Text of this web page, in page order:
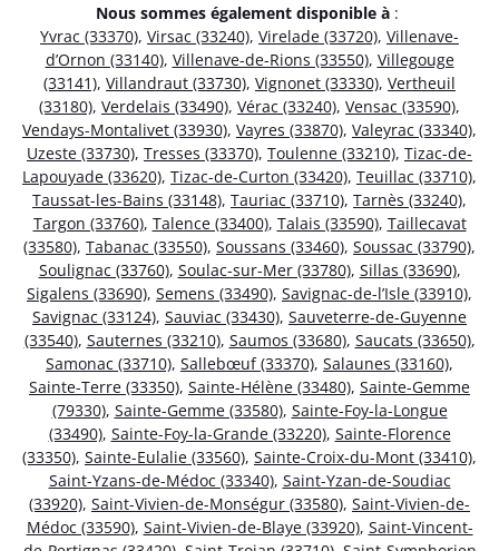
Nous sommes également disponible à :
Yvrac (33370), Virsac (33240), Virelade (33720), Villenave-
d’Ornon (33140), Villenave-de-Rions (33550), Villegouge
(33141), Villandraut (33730), Vignonet (33330), Vertheuil
(33180), Verdelais (33490), Vérac (33240), Vensac (33590),
Vendays-Montalivet (33930), Vayres (33870), Valeyrac (33340),
Uzeste (33730), Tresses (33370), Toulenne (33210), Tizac-de-
Lapouyade (33620), Tizac-de-Curton (33420), Teuillac (33710),
Taussat-les-Bains (33148), Tauriac (33710), Tarnès (33240),
Targon (33760), Talence (33400), Talais (33590), Taillecavat
(33580), Tabanac (33550), Soussans (33460), Soussac (33790),
Soulignac (33760), Soulac-sur-Mer (33780), Sillas (33690),
Sigalens (33690), Semens (33490), Savignac-de-l’Isle (33910),
Savignac (33124), Sauviac (33430), Sauveterre-de-Guyenne
(33540), Sauternes (33210), Saumos (33680), Saucats (33650),
Samonac (33710), Sallebœuf (33370), Salaunes (33160),
Sainte-Terre (33350), Sainte-Hélène (33480), Sainte-Gemme
(79330), Sainte-Gemme (33580), Sainte-Foy-la-Longue
(33490), Sainte-Foy-la-Grande (33220), Sainte-Florence
(33350), Sainte-Eulalie (33560), Sainte-Croix-du-Mont (33410),
Saint-Yzans-de-Médoc (33340), Saint-Yzan-de-Soudiac
(33920), Saint-Vivien-de-Monségur (33580), Saint-Vivien-de-
Médoc (33590), Saint-Vivien-de-Blaye (33920), Saint-Vincent-